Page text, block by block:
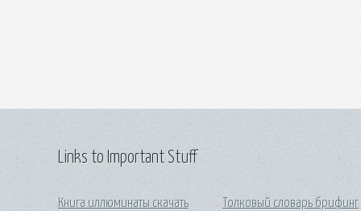
Links to Important Stuff
Книга иллюминаты скачать
Толковый словарь брифинг